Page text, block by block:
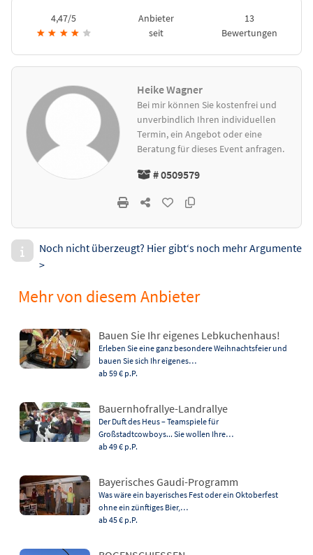
4,47/5
★ ★ ★ ★ ★
Anbieter
seit
13
Bewertungen
Heike Wagner
Bei mir können Sie kostenfrei und
unverbindlich Ihren individuellen
Termin, ein Angebot oder eine
Beratung für dieses Event anfragen.
# 0509579
Noch nicht überzeugt? Hier gibt‘s noch mehr Argumente
>
Mehr von diesem Anbieter
Bauen Sie Ihr eigenes Lebkuchenhaus!
Erleben Sie eine ganz besondere Weihnachtsfeier und
bauen Sie sich Ihr eigenes…
ab 59 € p.P.
Bauernhofrallye-Landrallye
Der Duft des Heus – Teamspiele für
Großstadtcowboys... Sie wollen Ihre…
ab 49 € p.P.
Bayerisches Gaudi-Programm
Was wäre ein bayerisches Fest oder ein Oktoberfest
ohne ein zünftiges Bier,…
ab 45 € p.P.